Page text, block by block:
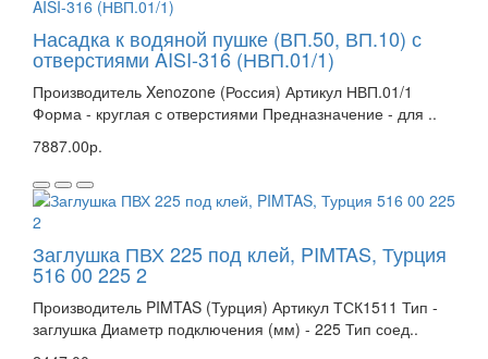
Насадка к водяной пушке (ВП.50, ВП.10) с
отверстиями AISI-316 (НВП.01/1)
Производитель Xenozone (Россия) Артикул НВП.01/1
Форма - круглая с отверстиями Предназначение - для ..
7887.00р.
Заглушка ПВХ 225 под клей, PIMTAS, Турция
516 00 225 2
Производитель PIMTAS (Турция) Артикул ТСК1511 Тип -
заглушка Диаметр подключения (мм) - 225 Тип соед..